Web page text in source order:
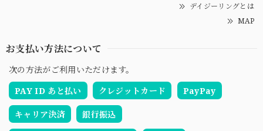
デイジーリングとは
MAP
お支払い方法について
次の方法がご利用いただけます。
PAY ID あと払い
クレジットカード PayPay
キャリア決済 銀行振込